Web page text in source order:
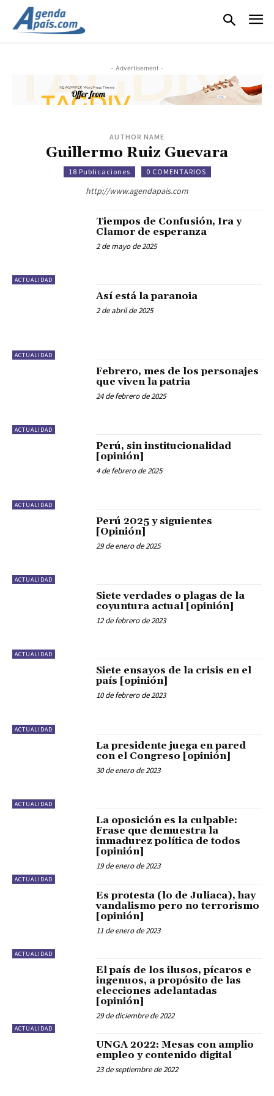
- Advertisement -
AUTHOR NAME
Guillermo Ruiz Guevara
18 Publicaciones 0 COMENTARIOS
http://www.agendapais.com
ACTUALIDAD
Tiempos de Confusión, Ira y
Clamor de esperanza
2 de mayo de 2025
ACTUALIDAD
Así está la paranoia
2 de abril de 2025
ACTUALIDAD
Febrero, mes de los personajes
que viven la patria
24 de febrero de 2025
ACTUALIDAD
Perú, sin institucionalidad
[opinión]
4 de febrero de 2025
ACTUALIDAD
Perú 2025 y siguientes
[Opinión]
29 de enero de 2025
ACTUALIDAD
Siete verdades o plagas de la
coyuntura actual [opinión]
12 de febrero de 2023
ACTUALIDAD
Siete ensayos de la crisis en el
país [opinión]
10 de febrero de 2023
ACTUALIDAD
La presidente juega en pared
con el Congreso [opinión]
30 de enero de 2023
ACTUALIDAD
La oposición es la culpable:
Frase que demuestra la
inmadurez política de todos
[opinión]
19 de enero de 2023
ACTUALIDAD
Es protesta (lo de Juliaca), hay
vandalismo pero no terrorismo
[opinión]
11 de enero de 2023
ACTUALIDAD
El país de los ilusos, pícaros e
ingenuos, a propósito de las
elecciones adelantadas
[opinión]
29 de diciembre de 2022
UNGA 2022: Mesas con amplio
empleo y contenido digital
23 de septiembre de 2022